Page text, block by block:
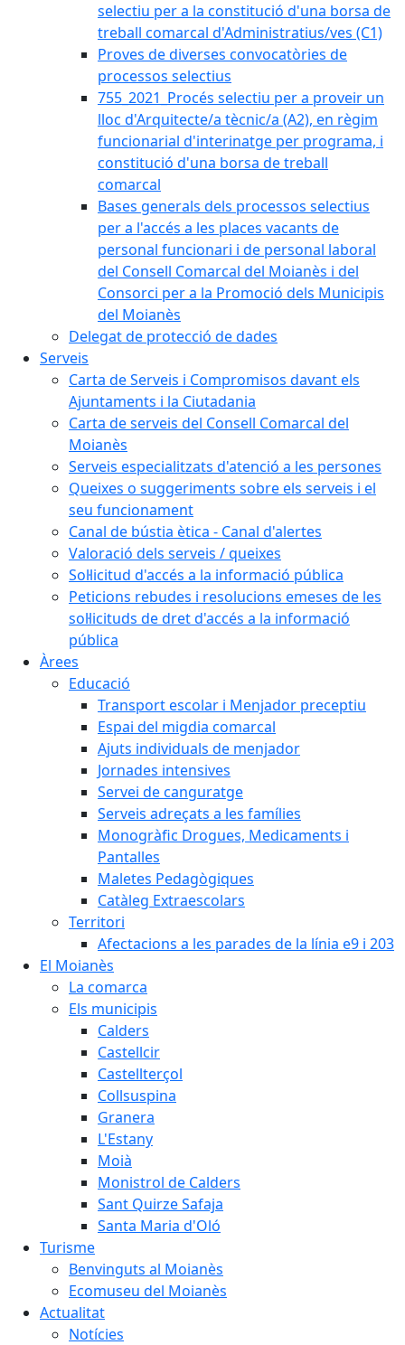
selectiu per a la constitució d'una borsa de
treball comarcal d'Administratius/ves (C1)
Proves de diverses convocatòries de
processos selectius
755_2021_Procés selectiu per a proveir un
lloc d'Arquitecte/a tècnic/a (A2), en règim
funcionarial d'interinatge per programa, i
constitució d'una borsa de treball
comarcal
Bases generals dels processos selectius
per a l'accés a les places vacants de
personal funcionari i de personal laboral
del Consell Comarcal del Moianès i del
Consorci per a la Promoció dels Municipis
del Moianès
Delegat de protecció de dades
Serveis
Carta de Serveis i Compromisos davant els
Ajuntaments i la Ciutadania
Carta de serveis del Consell Comarcal del
Moianès
Serveis especialitzats d'atenció a les persones
Queixes o suggeriments sobre els serveis i el
seu funcionament
Canal de bústia ètica - Canal d'alertes
Valoració dels serveis / queixes
Sol·licitud d'accés a la informació pública
Peticions rebudes i resolucions emeses de les
sol·licituds de dret d'accés a la informació
pública
Àrees
Educació
Transport escolar i Menjador preceptiu
Espai del migdia comarcal
Ajuts individuals de menjador
Jornades intensives
Servei de canguratge
Serveis adreçats a les famílies
Monogràfic Drogues, Medicaments i
Pantalles
Maletes Pedagògiques
Catàleg Extraescolars
Territori
Afectacions a les parades de la línia e9 i 203
El Moianès
La comarca
Els municipis
Calders
Castellcir
Castellterçol
Collsuspina
Granera
L'Estany
Moià
Monistrol de Calders
Sant Quirze Safaja
Santa Maria d'Oló
Turisme
Benvinguts al Moianès
Ecomuseu del Moianès
Actualitat
Notícies